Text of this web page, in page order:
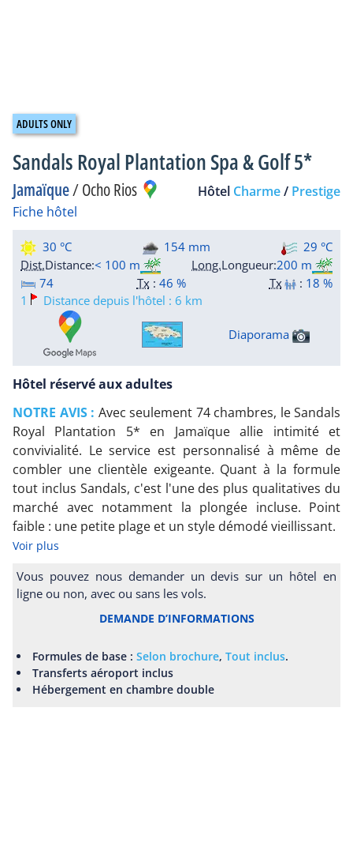
Sandals Royal Plantation Spa & Golf 5*
Jamaïque/Ocho Rios Hôtel Charme/ Prestige
Fiche hôtel
30 °C 154 mm
29 °C
Dist.Distance:< 100 m Long.Longueur:200 m
74
Tx: 46 % Tx : 18 %
1
Distance depuis l'hôtel : 6 km
Diaporama
Hôtel réservé aux adultes
NOTRE AVIS : Avec seulement 74 chambres, le Sandals
Royal Plantation 5* en Jamaïque allie intimité et
convivialité. Le service est personnalisé à même de
combler une clientèle exigeante. Quant à la formule
tout inclus Sandals, c'est l'une des plus qualitatives du
marché avec notamment la plongée incluse. Point
faible : une petite plage et un style démodé vieillissant.
Voir plus
Vous pouvez nous demander un devis sur un hôtel en
ligne ou non, avec ou sans les vols.
DEMANDE D’INFORMATIONS
Formules de base :Selon brochure,Tout inclus.
Transferts aéroport inclus
Hébergement en chambre double